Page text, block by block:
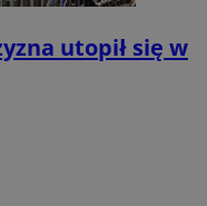
utopił się w